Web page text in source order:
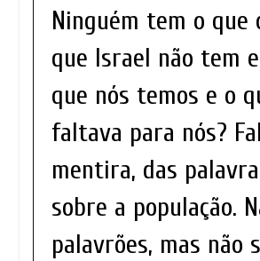
Ninguém tem o
que Israel não tem
que nós temos e o
faltava para nós?
mentira, das
sobre a população.
palavrões, mas não